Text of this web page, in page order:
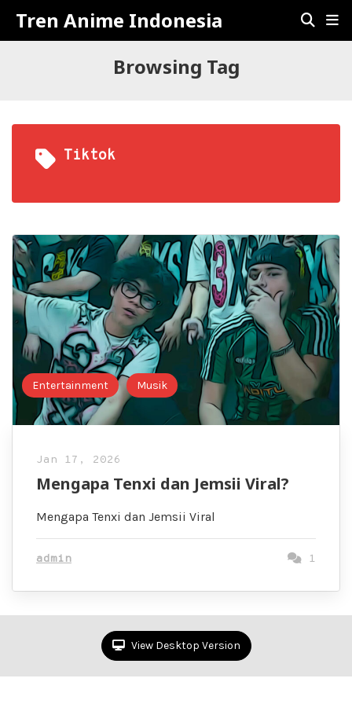
Tren Anime Indonesia
Browsing Tag
Tiktok
Entertainment Musik
Jan 17, 2026
Mengapa Tenxi dan Jemsii Viral?
Mengapa Tenxi dan Jemsii Viral
admin 1
View Desktop Version